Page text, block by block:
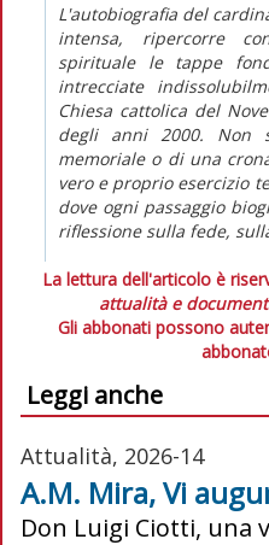
L'autobiografia del
intensa, ripercorre
spirituale le tappe
intrecciate
Chiesa cattolica del
degli anni 2000. Non
memoriale o di una
vero e proprio esercizio
dove ogni passaggio
riflessione sulla fede,
La lettura dell'articolo è
attualità e
Gli abbonati possono
Leggi anche
Attualità, 2026-14
A.M. Mira, Vi
Don Luigi Ciotti, una